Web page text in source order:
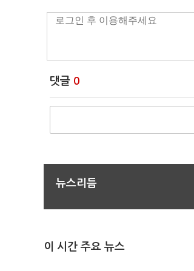
댓글 0
뉴스리듬
이 시간 주요 뉴스